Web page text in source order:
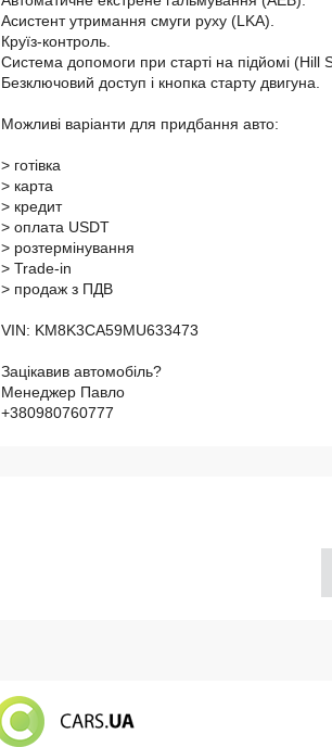
Асистент утримання смуги руху (LKA).
Круїз-контроль.
Система допомоги при старті на підйомі (Hill
Безключовий доступ і кнопка старту двигуна.
Можливі варіанти для придбання авто:
> готівка
> карта
> кредит
> оплата USDT
> розтермінування
> Trade-in
> продаж з ПДВ
VIN: KM8K3CA59MU633473
Зацікавив автомобіль?
Менеджер Павло
+380980760777